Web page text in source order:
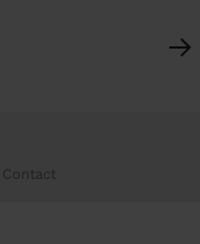
Contact